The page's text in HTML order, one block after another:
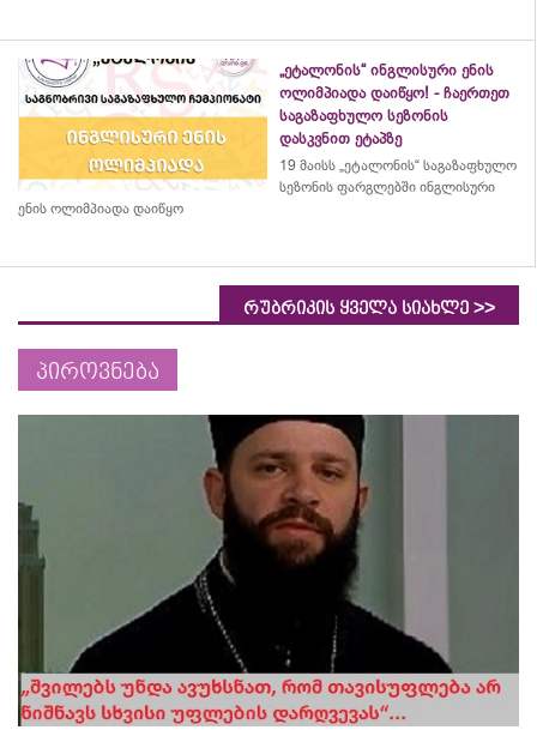
„ეტალონის“ ინგლისური ენის
ოლიმპიადა დაიწყო! - ჩაერთეთ
საგაზაფხულო სეზონის
დასკვნით ეტაპზე
19 მაისს „ეტალონის“ საგაზაფხულო
სეზონის ფარგლებში ინგლისური
ენის ოლიმპიადა დაიწყო
რუბრიკის ყველა სიახლე >>
პიროვნება